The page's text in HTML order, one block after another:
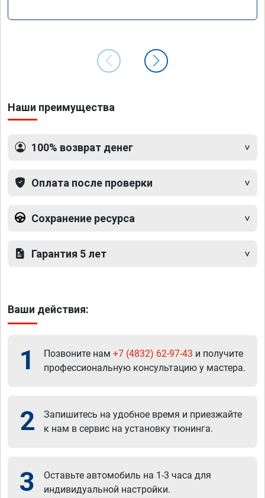
Наши преимущества
100% возврат денег
Оплата после проверки
Сохранение ресурса
Гарантия 5 лет
Ваши действия:
1 Позвоните нам +7 (4832) 62-97-43 и получите
профессиональную консультацию у мастера.
2
Запишитесь на удобное время и приезжайте
к нам в сервис на установку тюнинга.
3
Оставьте автомобиль на 1-3 часа для
индивидуальной настройки.